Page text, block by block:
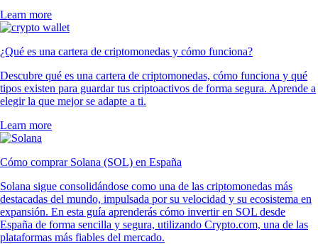
Learn more
¿Qué es una cartera de criptomonedas y cómo funciona?
Descubre qué es una cartera de criptomonedas, cómo funciona y qué
tipos existen para guardar tus criptoactivos de forma segura. Aprende a
elegir la que mejor se adapte a ti.
Learn more
Cómo comprar Solana (SOL) en España
Solana sigue consolidándose como una de las criptomonedas más
destacadas del mundo, impulsada por su velocidad y su ecosistema en
expansión. En esta guía aprenderás cómo invertir en SOL desde
España de forma sencilla y segura, utilizando Crypto.com, una de las
plataformas más fiables del mercado.